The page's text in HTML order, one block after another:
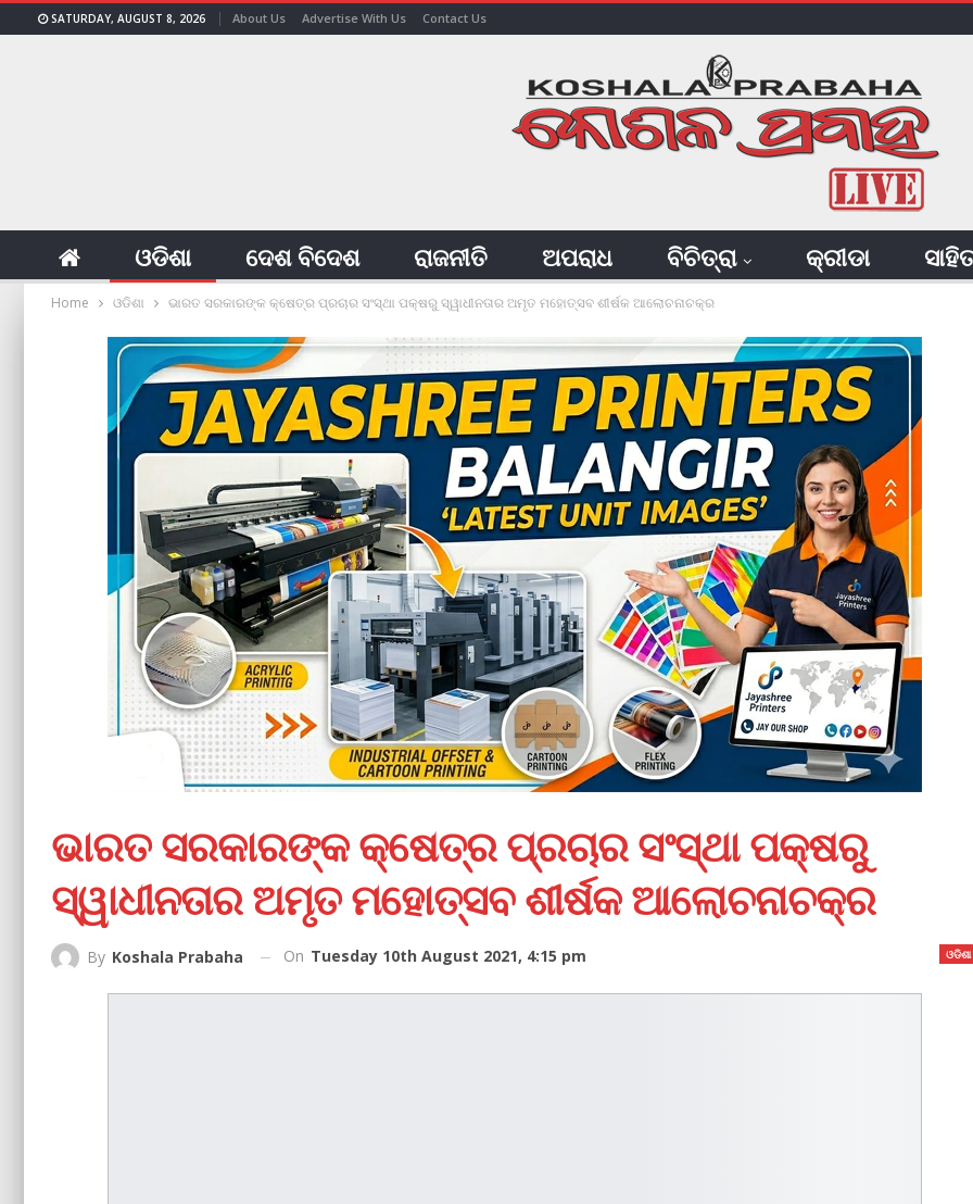
SATURDAY, AUGUST 8, 2026 About Us Advertise With Us Contact Us
ଓଡିଶା ଦେଶ ବିଦେଶ ରାଜନୀତି ଅପରାଧ ବିଚିତ୍ରା କ୍ରୀଡା
Home ଓଡିଶା ଭାରତ ସରକାରଙ୍କ କ୍ଷେତ୍ର ପ୍ରଚାର ସଂସ୍ଥା ପକ୍ଷରୁ ସ୍ୱାଧୀନତାର ଅମୃତ ମହୋତ୍ସବ ଶୀର୍ଷକ ଆଲୋଚନାଚକ୍ର
ଭାରତ ସରକାରଙ୍କ କ୍ଷେତ୍ର ପ୍ରଚାର ସଂସ୍ଥା ପକ୍ଷରୁ
ସ୍ୱାଧୀନତାର ଅମୃତ ମହୋତ୍ସବ ଶୀର୍ଷକ ଆଲୋଚନାଚକ୍ର
ଓଡିଶା
By Koshala Prabaha On Tuesday 10th August 2021, 4:15 pm